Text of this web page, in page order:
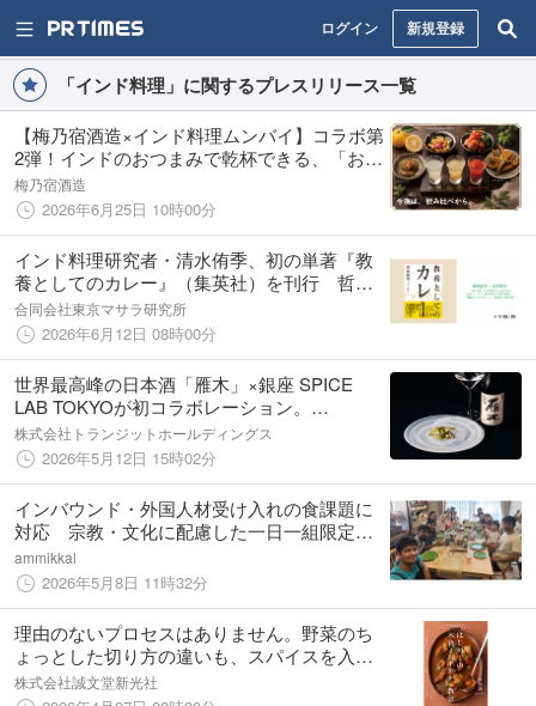
ログイン 新規登録
「インド料理」に関するプレスリリース一覧
【梅乃宿酒造×インド料理ムンバイ】コラボ第
2弾！インドのおつまみで乾杯できる、「おつ
まみディナーメニュー」が期間限定で登場
梅乃宿酒造
2026年6月25日 10時00分
インド料理研究者・清水侑季、初の単著『教
養としてのカレー』（集英社）を刊行 哲学
対話実践者・永井玲衣氏との対話イベントを7
月13日開催
合同会社東京マサラ研究所
2026年6月12日 08時00分
世界最高峰の日本酒「雁木」×銀座 SPICE
LAB TOKYOが初コラボレーション。
5/13（水）よりスタート。
株式会社トランジットホールディングス
2026年5月12日 15時02分
インバウンド・外国人材受け入れの食課題に
対応 宗教・文化に配慮した一日一組限定の
貸切インドレストラン「ammikkal」浜松に誕
生（2026年5月）
ammikkal
2026年5月8日 11時32分
理由のないプロセスはありません。野菜のち
ょっとした切り方の違いも、スパイスを入れ
る順番も火を通す加減も、理由があってこ
そ！
株式会社誠文堂新光社